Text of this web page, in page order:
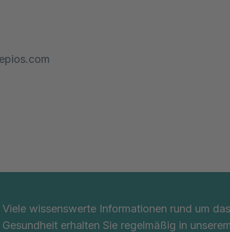
Viele wissenswerte Informationen rund um
Gesundheit erhalten Sie regelmäßig in